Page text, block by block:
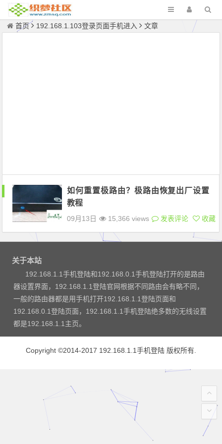
首页 192.168.1.103登录页面手机进入 文章
如何重置极路由？极路由恢复出厂设置
教程
09月13日 15,366 views 发表评论 收藏
关于本站
192.168.1.1手机登陆和192.168.0.1手机登陆打开的是路由
器设置界面，192.168.1.1登陆官网根据不同路由会有略不同，
一般的路由器都是用手机打开192.168.1.1登陆页面和
192.168.0.1登陆页面，192.168.1.1手机登陆绝多数的无线设置
都是192.168.1.1主页。
Copyright ©2014-2017 192.168.1.1手机登陆 版权所有.